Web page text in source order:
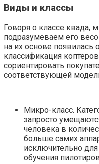
Виды и классы
Говоря о классе квада,
подразумеваем его
на их основе появилась
классификация
сориентировать
соответствующей
Микро-класс.
запросто
человека в
больше самих
исключительно
обучения